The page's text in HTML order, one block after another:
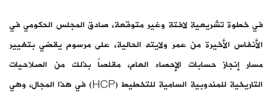
في خطوة تشريعية لافتة وغير متوقعة، صادق المجلس الحكومي في
الأنفاس الأخيرة من عمر ولايته الحالية، على مرسوم يقضي بتغيير
مسار إنجاز حسابات الإحصاء العام، مقلصاً بذلك من الصلاحيات
التاريخية للمندوبية السامية للتخطيط (HCP) في هذا المجال، وهي